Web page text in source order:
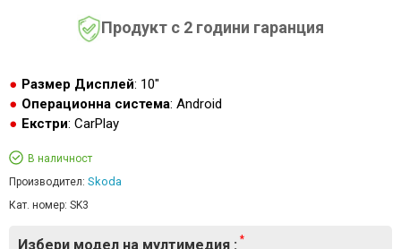
Продукт с 2 години гаранция
Размер Дисплей: 10"
Операционна система: Android
Екстри: CarPlay
В наличност
Производител: Skoda
Кат. номер: SK3
Избери модел на мултимедия :